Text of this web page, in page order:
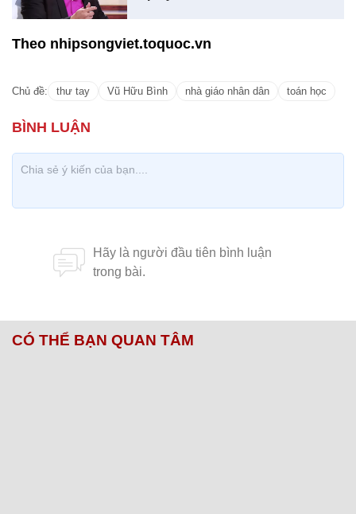
Theo nhipsongviet.toquoc.vn
Chủ đề: thư tay Vũ Hữu Bình nhà giáo nhân dân toán học
CÓ THỂ BẠN QUAN TÂM